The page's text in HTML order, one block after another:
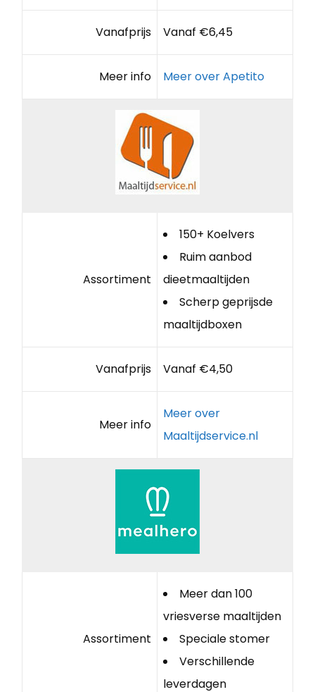
Vanafprijs Vanaf €6,45
Meer info Meer over Apetito
Assortiment
150+ Koelvers
Ruim aanbod
dieetmaaltijden
Scherp geprijsde
maaltijdboxen
Vanafprijs Vanaf €4,50
Meer info
Meer over
Maaltijdservice.nl
Assortiment
Meer dan 100
vriesverse maaltijden
Speciale stomer
Verschillende
leverdagen